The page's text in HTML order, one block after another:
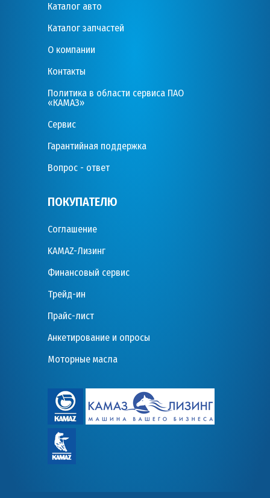
Каталог авто
Каталог запчастей
О компании
Контакты
Политика в области сервиса ПАО
«КАМАЗ»
Сервис
Гарантийная поддержка
Вопрос - ответ
ПОКУПАТЕЛЮ
Соглашение
KAMAZ-Лизинг
Финансовый сервис
Трейд-ин
Прайс-лист
Анкетирование и опросы
Моторные масла